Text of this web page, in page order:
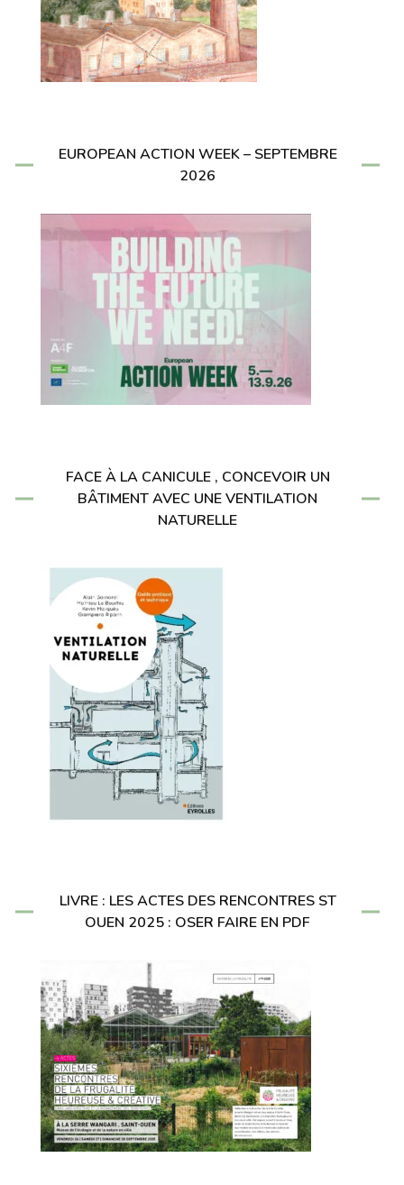
EUROPEAN ACTION WEEK – SEPTEMBRE
2026
FACE À LA CANICULE , CONCEVOIR UN
BÂTIMENT AVEC UNE VENTILATION
NATURELLE
LIVRE : LES ACTES DES RENCONTRES ST
OUEN 2025 : OSER FAIRE EN PDF